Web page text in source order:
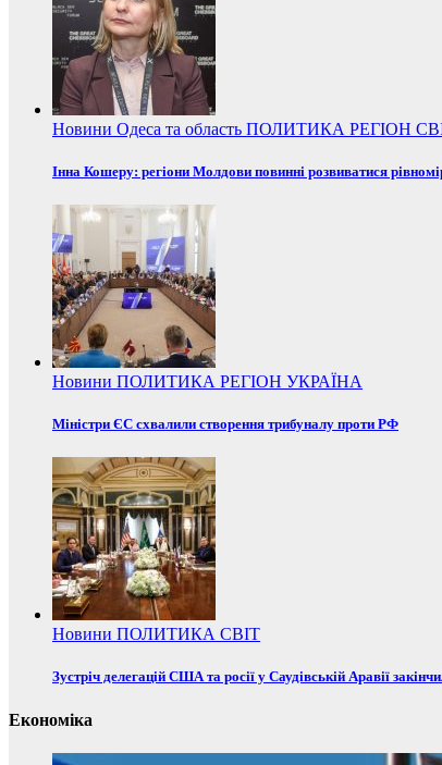
Новини Одеса та область ПОЛИТИКА РЕГІОН
Інна Кошеру: регіони Молдови повинні розвиватися
Новини ПОЛИТИКА РЕГІОН УКРАЇНА
Міністри ЄС схвалили створення трибуналу проти РФ
Новини ПОЛИТИКА СВІТ
Зустріч делегацій США та росії у Саудівській Аравії
Економіка